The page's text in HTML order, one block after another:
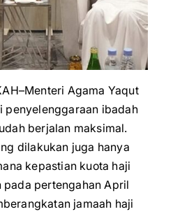
Agama Yaqut
penyelenggaraan ibadah
berjalan maksimal.
dilakukan juga hanya
kepastian kuota haji
pada pertengahan April
jamaah haji